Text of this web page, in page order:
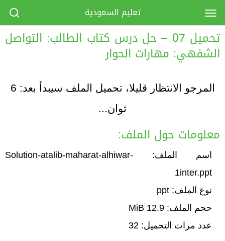
تحميل 07 – حل درس كتاب الطالب: التواصل
الشفهي: مهارات الحوار
المرجو الانتظار قليلا، تحميل الملف سيبدأ بعد: 6
ثوان...
معلومات حول الملف:
اسم الملف: Solution-atalib-maharat-alhiwar-
1inter.ppt
نوع الملف: ppt
حجم الملف: 12.9 MiB
عدد مرات التحميل: 32
تعليم السعودية